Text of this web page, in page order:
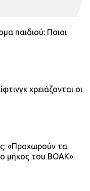
παιδιού: Ποιοι
χρειάζονται οι
«Προχωρούν τα
μήκος του ΒΟΑΚ»